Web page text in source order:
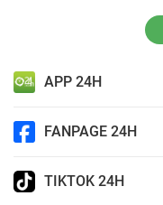
APP 24H
FANPAGE 24H
TIKTOK 24H